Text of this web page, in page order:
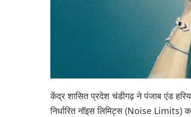
केंद्र शासित प्रदेश चंडीगढ़ ने पंजाब एंड
निर्धारित नॉइस लिमिट्स (Noise Limits)